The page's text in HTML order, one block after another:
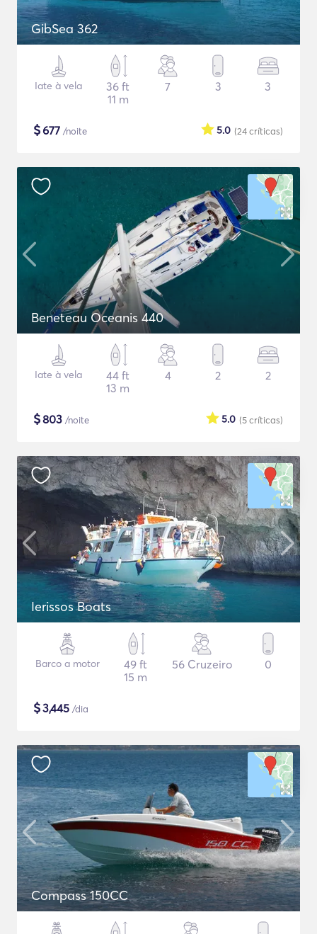
GibSea 362
Iate à vela
36 ft
11 m
7 3 3
$677 /noite (24críticas)
5.0
Beneteau Oceanis 440
Iate à vela
44 ft
13 m
4 2 2
$803 /noite (5críticas)
5.0
Ierissos Boats
Barco a motor
49 ft
15 m
56 Cruzeiro 0
$3,445 /dia
Compass 150CC